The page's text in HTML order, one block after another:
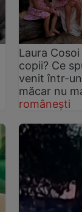
Laura
copii? Ce
venit într-
măcar nu
românești